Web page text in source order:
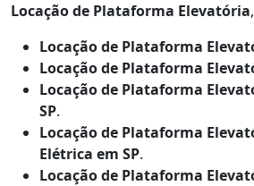
Locação de Plataforma Elevatória
Locação de Plataforma
Locação de Plataforma
Locação de Plataforma
SP.
Locação de Plataforma
Elétrica em SP.
Locação de Plataforma